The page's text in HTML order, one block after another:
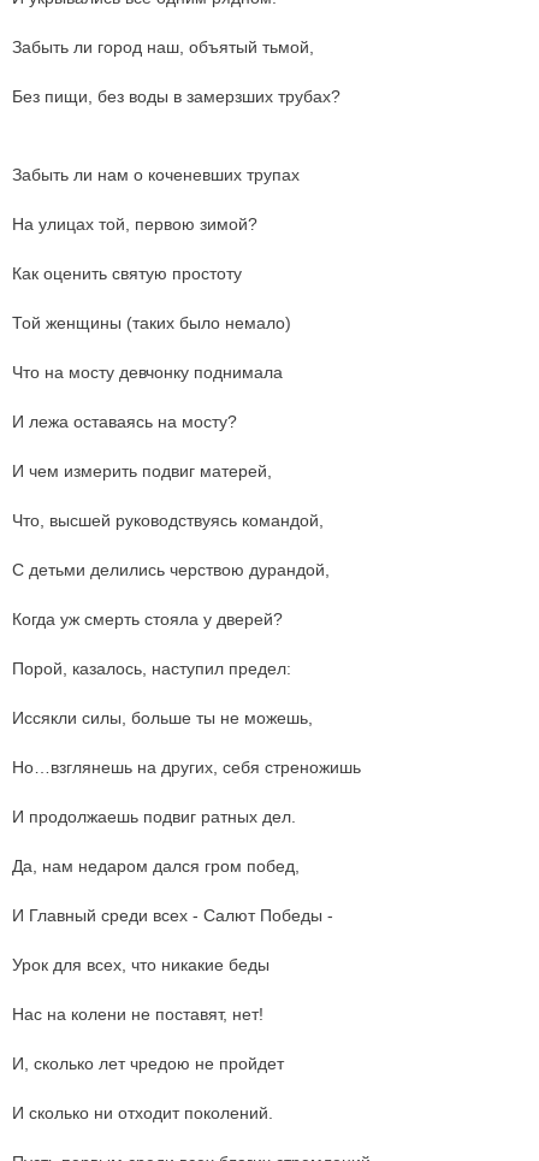
Забыть ли город наш, объятый тьмой,
Без пищи, без воды в замерзших трубах?
Забыть ли нам о коченевших трупах
На улицах той, первою зимой?
Как оценить святую простоту
Той женщины (таких было немало)
Что на мосту девчонку поднимала
И лежа оставаясь на мосту?
И чем измерить подвиг матерей,
Что, высшей руководствуясь командой,
С детьми делились черствою дурандой,
Когда уж смерть стояла у дверей?
Порой, казалось, наступил предел:
Иссякли силы, больше ты не можешь,
Но…взглянешь на других, себя стреножишь
И продолжаешь подвиг ратных дел.
Да, нам недаром дался гром побед,
И Главный среди всех - Салют Победы -
Урок для всех, что никакие беды
Нас на колени не поставят, нет!
И, сколько лет чредою не пройдет
И сколько ни отходит поколений.